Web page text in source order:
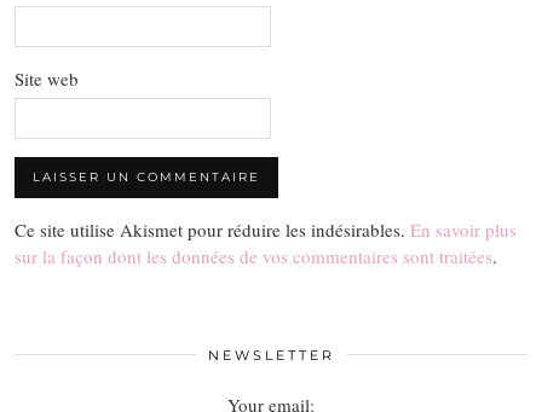
Site web
Ce site utilise Akismet pour réduire les indésirables. En savoir plus
sur la façon dont les données de vos commentaires sont traitées.
NEWSLETTER
Your email: